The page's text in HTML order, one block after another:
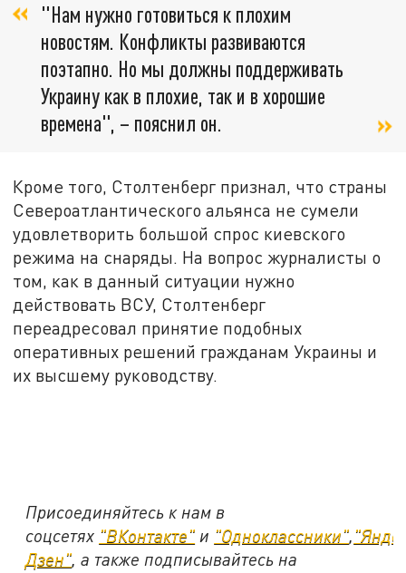
"Нам нужно готовиться к плохим
новостям. Конфликты развиваются
поэтапно. Но мы должны поддерживать
Украину как в плохие, так и в хорошие
времена", – пояснил он.
Кроме того, Столтенберг признал, что страны
Североатлантического альянса не сумели
удовлетворить большой спрос киевского
режима на снаряды. На вопрос журналисты о
том, как в данный ситуации нужно
действовать ВСУ, Столтенберг
переадресовал принятие подобных
оперативных решений гражданам Украины и
их высшему руководству.
Присоединяйтесь к нам в
соцсетях "ВКонтакте" и "Одноклассники",
Дзен", а также подписывайтесь на